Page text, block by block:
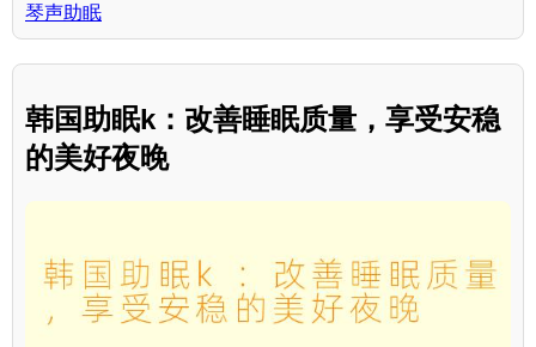
琴声助眠
韩国助眠k：改善睡眠质量，享受安稳
的美好夜晚